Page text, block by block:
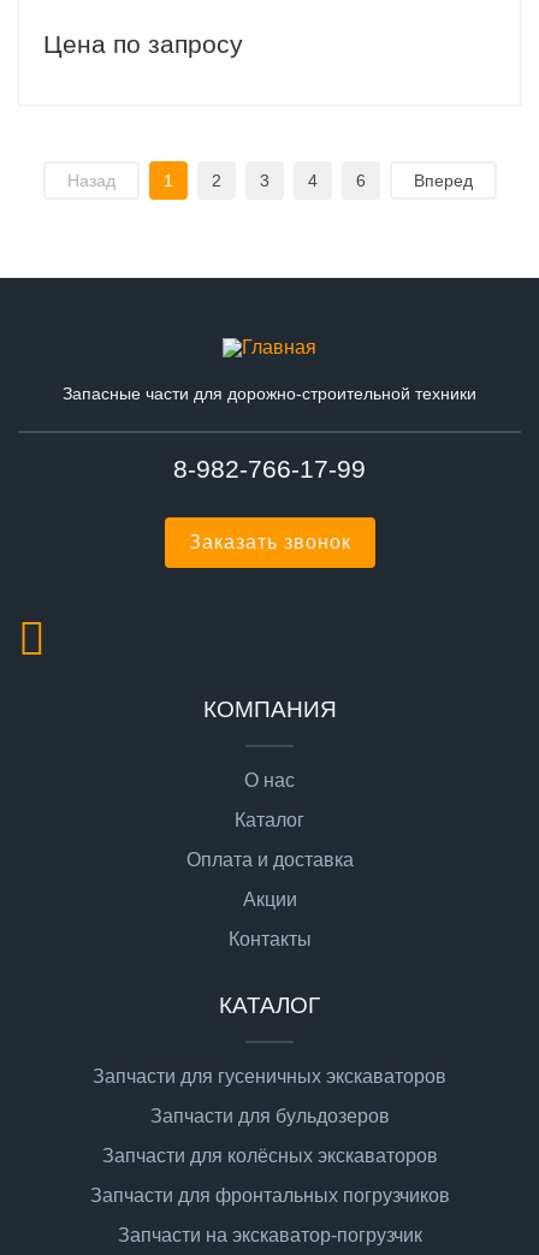
Цена по запросу
Назад 1 2 3 4 6 Вперед
Запасные части для дорожно-строительной техники
8-982-766-17-99
Заказать звонок
КОМПАНИЯ
О нас
Каталог
Оплата и доставка
Акции
Контакты
КАТАЛОГ
Запчасти для гусеничных экскаваторов
Запчасти для бульдозеров
Запчасти для колёсных экскаваторов
Запчасти для фронтальных погрузчиков
Запчасти на экскаватор-погрузчик